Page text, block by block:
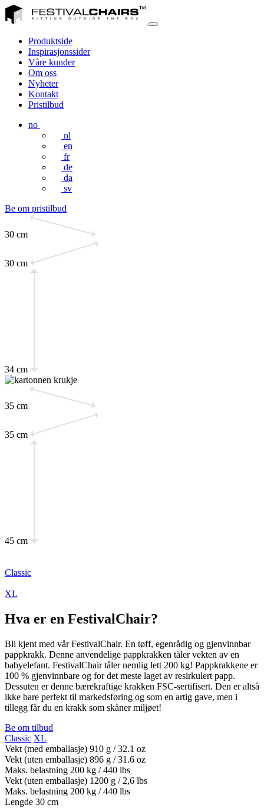
Produktside
Inspirasjonssider
Våre kunder
Om oss
Nyheter
Kontakt
Pristilbud
no
nl
en
fr
de
da
sv
Be om pristilbud
30 cm
30 cm
34 cm
35 cm
35 cm
45 cm
Classic
XL
Hva er en FestivalChair?
Bli kjent med vår FestivalChair. En tøff, egenrådig og gjenvinnbar
pappkrakk. Denne anvendelige pappkrakken tåler vekten av en
babyelefant. FestivalChair tåler nemlig lett 200 kg! Pappkrakkene er
100 % gjenvinnbare og for det meste laget av resirkulert papp.
Dessuten er denne bærekraftige krakken FSC-sertifisert. Den er altså
ikke bare perfekt til markedsføring og som en artig gave, men i
tillegg får du en krakk som skåner miljøet!
Be om tilbud
Classic XL
Vekt (med emballasje) 910 g / 32.1 oz
Vekt (uten emballasje) 896 g / 31.6 oz
Maks. belastning 200 kg / 440 lbs
Vekt (uten emballasje) 1200 g / 2,6 lbs
Maks. belastning 200 kg / 440 lbs
Lengde 30 cm